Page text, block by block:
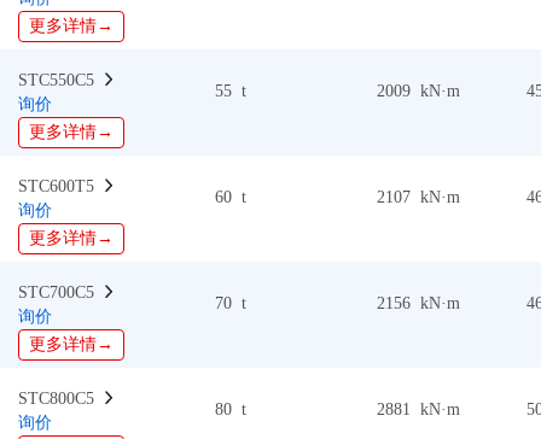
更多详情→
STC550C5
询价
更多详情→
55 t 2009 kN·m
STC600T5
询价
更多详情→
60 t 2107 kN·m
STC700C5
询价
更多详情→
70 t 2156 kN·m
STC800C5
询价
80 t 2881 kN·m